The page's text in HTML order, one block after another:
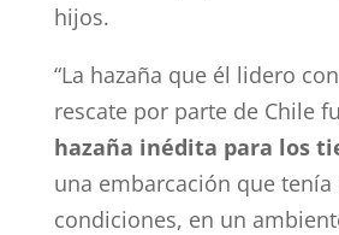
hijos.
“La hazaña que él lidero
rescate por parte de Chile
hazaña inédita para los
una embarcación que
condiciones, en un